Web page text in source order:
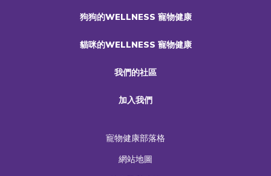
狗狗的WELLNESS 寵物健康
貓咪的WELLNESS 寵物健康
我們的社區
加入我們
寵物健康部落格
網站地圖